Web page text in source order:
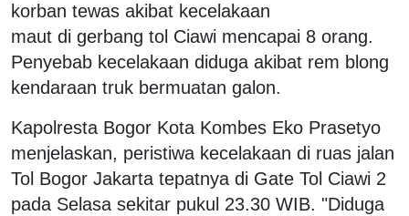
korban tewas akibat kecelakaan
maut di gerbang tol Ciawi mencapai 8 orang.
Penyebab kecelakaan diduga akibat rem blong
kendaraan truk bermuatan galon.
Kapolresta Bogor Kota Kombes Eko Prasetyo
menjelaskan, peristiwa kecelakaan di ruas jalan
Tol Bogor Jakarta tepatnya di Gate Tol Ciawi 2
pada Selasa sekitar pukul 23.30 WIB. "Diduga